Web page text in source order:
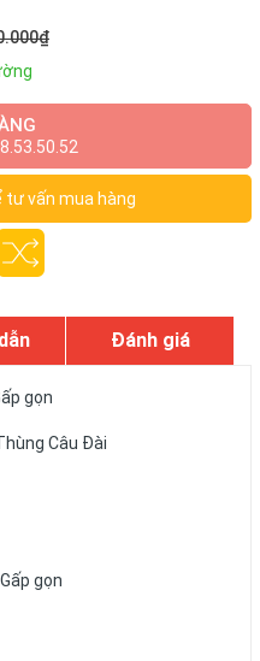
tư vấn mua hàng
Đánh giá
gọn
Câu Đài
gọn